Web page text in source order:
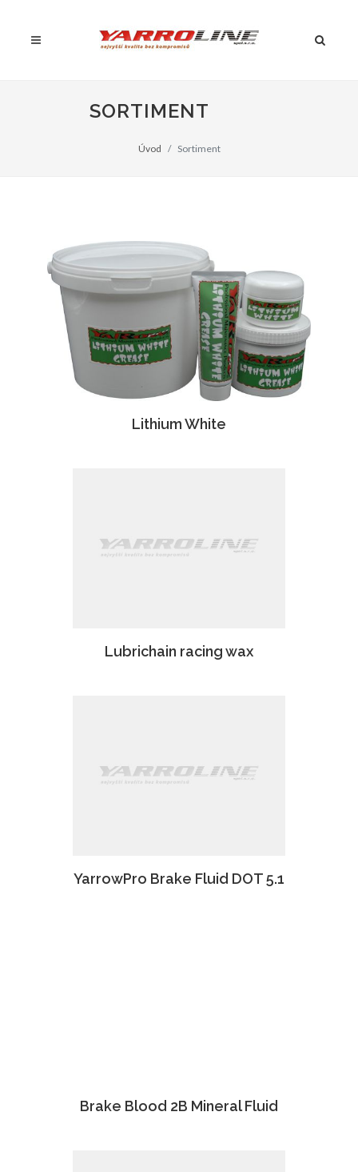
SORTIMENT
Úvod Sortiment
Lithium White
Lubrichain racing wax
YarrowPro Brake Fluid DOT 5.1
Brake Blood 2B Mineral Fluid